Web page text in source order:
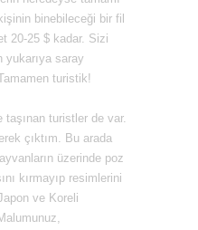
binebileceği bir fil
20-25 $ kadar. Sizi
yukarıya saray
turistik!
taşınan turistler de var.
çıktım. Bu arada
üzerinde poz
kırmayıp resimlerini
ve Koreli